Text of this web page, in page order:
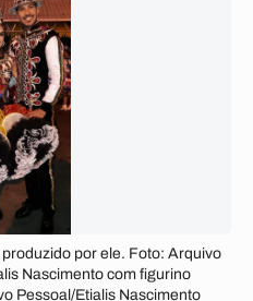
por ele. Foto: Arquivo
Nascimento com figurino
Pessoal/Etialis Nascimento